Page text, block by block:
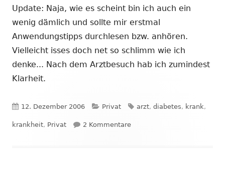
Update: Naja, wie es scheint bin ich auch ein
wenig dämlich und sollte mir erstmal
Anwendungstipps durchlesen bzw. anhören.
Vielleicht isses doch net so schlimm wie ich
denke... Nach dem Arztbesuch hab ich zumindest
Klarheit.
Veröffentlicht
am
12. Dezember 2006 Kategorien
Privat Schlagwörter
arzt, diabetes, krank,
krankheit, Privat 2 Kommentarezu Arzttermin